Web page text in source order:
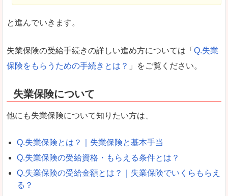
と進んでいきます。
失業保険の受給手続きの詳しい進め方については「 Q.失業
保険をもらうための手続きとは？ 」をご覧ください。
失業保険について
他にも失業保険について知りたい方は、
Q.失業保険とは？｜失業保険と基本手当
Q.失業保険の受給資格・もらえる条件とは？
Q.失業保険の受給金額とは？｜失業保険でいくらもらえ
る？